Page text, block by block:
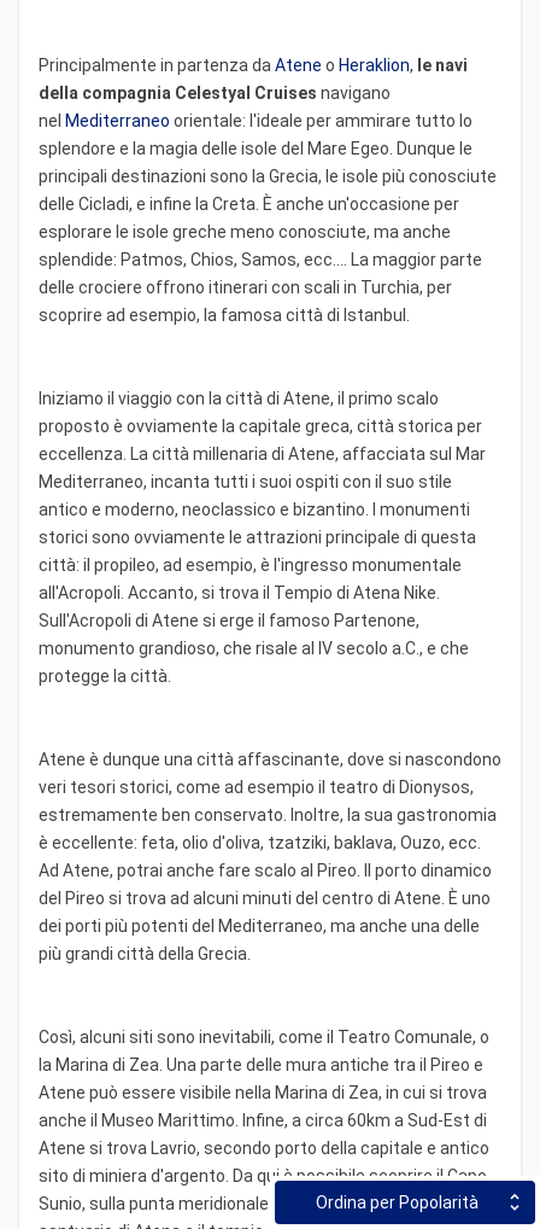
Ordina per Popolarità
Principalmente in partenza da Atene o Heraklion, le navi
della compagnia Celestyal Cruises navigano
nel Mediterraneo orientale: l'ideale per ammirare tutto lo
splendore e la magia delle isole del Mare Egeo. Dunque le
principali destinazioni sono la Grecia, le isole più conosciute
delle Cicladi, e infine la Creta. È anche un'occasione per
esplorare le isole greche meno conosciute, ma anche
splendide: Patmos, Chios, Samos, ecc.... La maggior parte
delle crociere offrono itinerari con scali in Turchia, per
scoprire ad esempio, la famosa città di Istanbul.
Iniziamo il viaggio con la città di Atene, il primo scalo
proposto è ovviamente la capitale greca, città storica per
eccellenza. La città millenaria di Atene, affacciata sul Mar
Mediterraneo, incanta tutti i suoi ospiti con il suo stile
antico e moderno, neoclassico e bizantino. I monumenti
storici sono ovviamente le attrazioni principale di questa
città: il propileo, ad esempio, è l'ingresso monumentale
all'Acropoli. Accanto, si trova il Tempio di Atena Nike.
Sull'Acropoli di Atene si erge il famoso Partenone,
monumento grandioso, che risale al IV secolo a.C., e che
protegge la città.
Atene è dunque una città affascinante, dove si nascondono
veri tesori storici, come ad esempio il teatro di Dionysos,
estremamente ben conservato. Inoltre, la sua gastronomia
è eccellente: feta, olio d'oliva, tzatziki, baklava, Ouzo, ecc.
Ad Atene, potrai anche fare scalo al Pireo. Il porto dinamico
del Pireo si trova ad alcuni minuti del centro di Atene. È uno
dei porti più potenti del Mediterraneo, ma anche una delle
più grandi città della Grecia.
Così, alcuni siti sono inevitabili, come il Teatro Comunale, o
la Marina di Zea. Una parte delle mura antiche tra il Pireo e
Atene può essere visibile nella Marina di Zea, in cui si trova
anche il Museo Marittimo. Infine, a circa 60km a Sud-Est di
Atene si trova Lavrio, secondo porto della capitale e antico
sito di miniera d'argento. Da qui è possibile scoprire il Capo
Sunio, sulla punta meridionale dell'Attica, che alberga il